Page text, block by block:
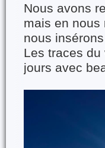
Nous avons
mais en nous
nous
Les traces
jours avec